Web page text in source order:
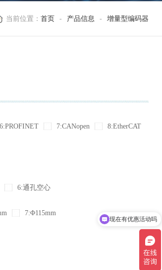
当前位置：首页 - 产品信息 - 增量型编码器
6:PROFINET 7:CANopen
8:EtherCAT
6:通孔空心
7:Φ115mm
现在有优惠活动吗